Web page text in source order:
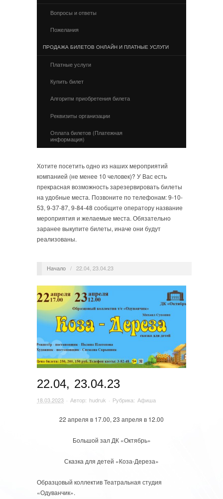
Вопросы и ответы
Пожелания
ПРОДАЖА БИЛЕТОВ ОНЛАЙН И ПЛАТНЫЕ УСЛУГИ
Платные услуги
Купить билет
Алгоритм приобретения билета
Реквизиты организации
Оплата билетов (Платежная
информация)
Хотите посетить одно из наших мероприятий
компанией (не менее 10 человек)? У Вас есть
прекрасная возможность зарезервировать билеты
на удобные места. Позвоните по телефонам: 9-10-
53, 9-37-87, 9-84-48 сообщите оператору название
мероприятия и желаемые места. Обязательно
заранее выкупите билеты, иначе они будут
реализованы.
Начало / 22.04, 23.04.23
22.04, 23.04.23
18.03.2023 · Автор: hudruk · Рубрика: Афиша
22 апреля в 17.00, 23 апреля в 12.00
Большой зал ДК «Октябрь»
Сказка для детей «Коза-Дереза»
Образцовый коллектив Театральная студия
«Одуванчик».